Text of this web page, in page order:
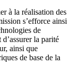
à la réalisation des
s’efforce ainsi
de
la parité
ainsi que
de base de la